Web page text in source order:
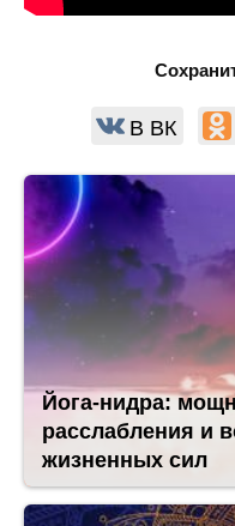
В ВК
Йога-нидра:
расслабления и
жизненных сил